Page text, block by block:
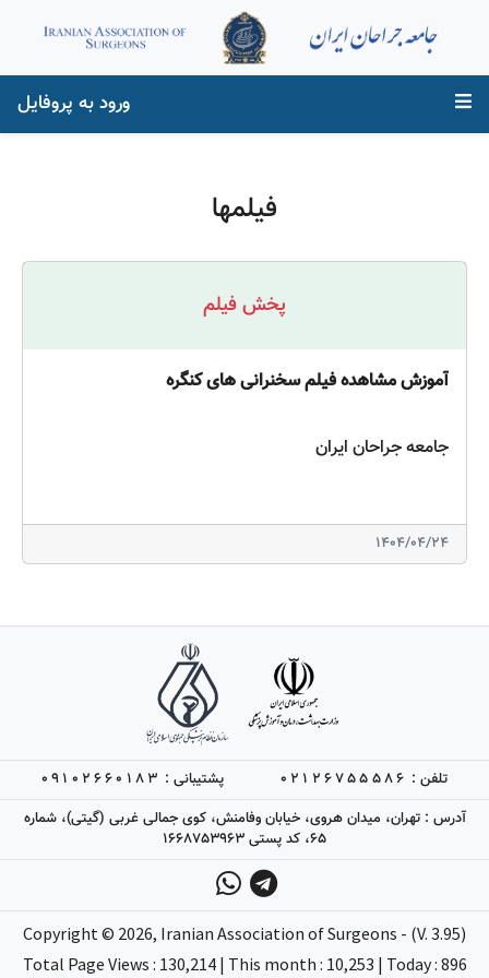
ورود به پروفایل
فیلمها
پخش فیلم
آموزش مشاهده فیلم سخنرانی های کنگره
جامعه جراحان ایران
1404/04/24
تلفن : 02126755586 پشتیبانی : 09102660183
آدرس : تهران، میدان هروی، خیابان وفامنش، کوی جمالی غربی (گیتی)، شماره
65، کد پستی 1668753963
Copyright © 2026, Iranian Association of Surgeons - (V. 3.95)
Total Page Views : 130,214 | This month : 10,253 | Today : 896